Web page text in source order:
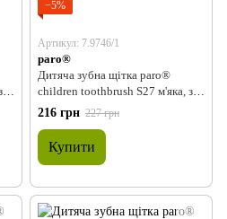
−5%
Артикул: 7.9746/1
paro®
Дитяча зубна щітка paro®
children toothbrush S27 м'яка, з
монопучковою насадкою в
поліетиленовій упаковці, темно-
синя
216 грн 227 грн
Купити